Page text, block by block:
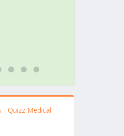
- Quizz Medical